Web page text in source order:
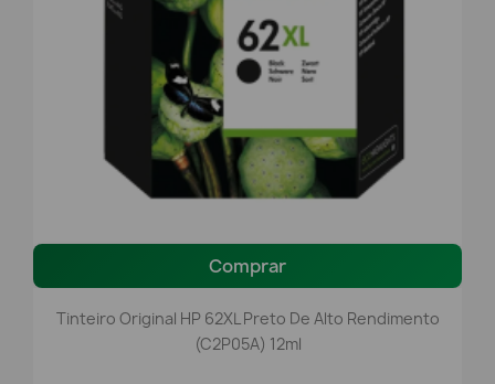
Comprar
Tinteiro Original HP 62XL Preto De Alto Rendimento
(C2P05A) 12ml